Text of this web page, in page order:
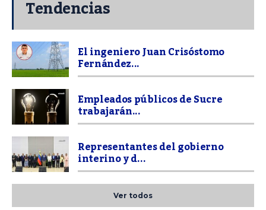
Tendencias
El ingeniero Juan Crisóstomo
Fernández...
Empleados públicos de Sucre
trabajarán...
Representantes del gobierno
interino y d...
Ver todos